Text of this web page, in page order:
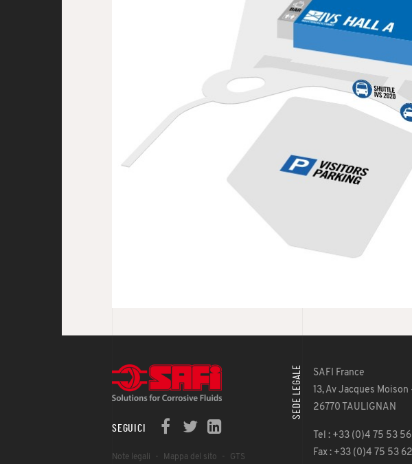
SEGUICI
Note legali Mappa del sito GTS
SEDE LEGALE
SAFI France
13, Av Jacques Moison
26770 TAULIGNAN
Tel : +33 (0)4 75 53
Fax : +33 (0)4 75 53